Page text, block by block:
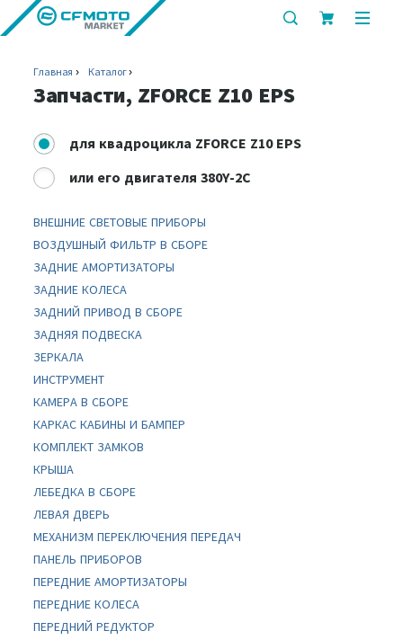
показать
поиска
Главная Каталог
Запчасти, ZFORCE Z10 EPS
для квадроцикла ZFORCE Z10 EPS
или его двигателя 380Y-2C
ВНЕШНИЕ СВЕТОВЫЕ ПРИБОРЫ
ВОЗДУШНЫЙ ФИЛЬТР В СБОРЕ
ЗАДНИЕ АМОРТИЗАТОРЫ
ЗАДНИЕ КОЛЕСА
ЗАДНИЙ ПРИВОД В СБОРЕ
ЗАДНЯЯ ПОДВЕСКА
ЗЕРКАЛА
ИНСТРУМЕНТ
КАМЕРА В СБОРЕ
КАРКАС КАБИНЫ И БАМПЕР
КОМПЛЕКТ ЗАМКОВ
КРЫША
ЛЕБЕДКА В СБОРЕ
ЛЕВАЯ ДВЕРЬ
МЕХАНИЗМ ПЕРЕКЛЮЧЕНИЯ ПЕРЕДАЧ
ПАНЕЛЬ ПРИБОРОВ
ПЕРЕДНИЕ АМОРТИЗАТОРЫ
ПЕРЕДНИЕ КОЛЕСА
ПЕРЕДНИЙ РЕДУКТОР